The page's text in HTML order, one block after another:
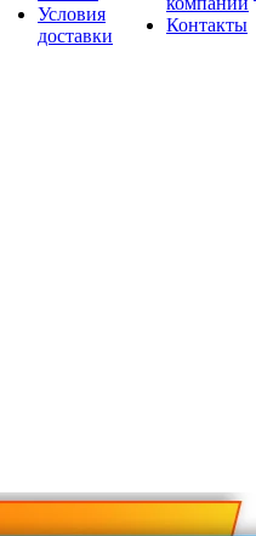
Условия
доставки
Контакты